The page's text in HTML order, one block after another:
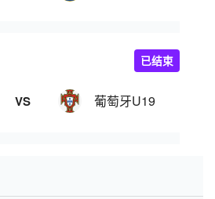
VS 葡萄牙U19
已结束